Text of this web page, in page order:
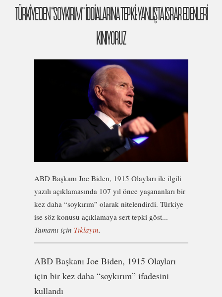
TÜRKİYE’DEN “SOYKIRIM” İDDİALARINA TEPKİ: YANLIŞTA ISRAR EDENLERİ
KINIYORUZ
ABD Başkanı Joe Biden, 1915 Olayları ile ilgili
yazılı açıklamasında 107 yıl önce yaşananları bir
kez daha “soykırım” olarak nitelendirdi. Türkiye
ise söz konusu açıklamaya sert tepki göst...
Tamamı için Tıklayın.
ABD Başkanı Joe Biden, 1915 Olayları
için bir kez daha “soykırım” ifadesini
kullandı